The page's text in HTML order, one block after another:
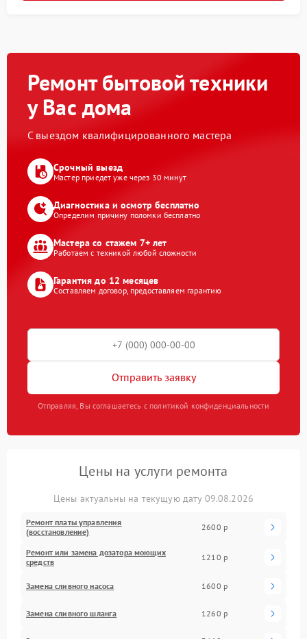
Ремонт бытовой техники
у Вас дома
С выездом квалифицированного мастера
Срочный выезд
Мастер приедет уже через 30 минут
Диагностика и осмотр бесплатно
Определим причину поломки бесплатно
Мастера со стажем 7+ лет
Работаем с техникой любой сложности
Гарантия до 12 месяцев
Составляем договор, предоставляем гарантию
Отправить заявку
Отправляя, Вы соглашаетесь с политикой конфиденциальности
Цены на услуги ремонта
Цены актуальны на текущую дату 09.08.2026
Ремонт платы управления
(восстановление)
2600 р
Ремонт или замена дозатора моющих
средств
1210 р
Замена сливного насоса 1600 р
Замена сливного шланга 1260 р